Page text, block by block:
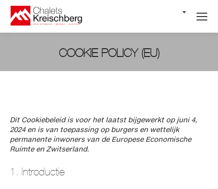
COOKIE POLICY (EU)
Dit Cookiebeleid is voor het laatst bijgewerkt op juni 4,
2024 en is van toepassing op burgers en wettelijk
permanente inwoners van de Europese Economische
Ruimte en Zwitserland.
1. Introductie